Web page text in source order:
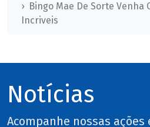
Bingo Mae De Sorte Venha
Incriveis
Notícias
Acompanhe nossas ações